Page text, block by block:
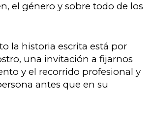
el género y sobre todo de los
la historia escrita está por
una invitación a fijarnos
y el recorrido profesional y
antes que en su